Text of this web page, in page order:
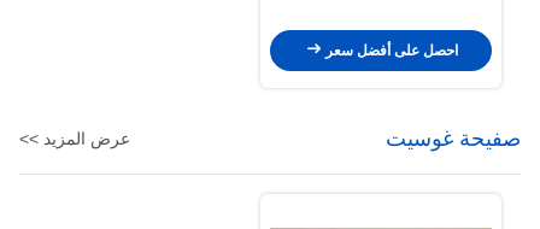
احصل على أفضل سعر
صفيحة غوسيت عرض المزيد >>